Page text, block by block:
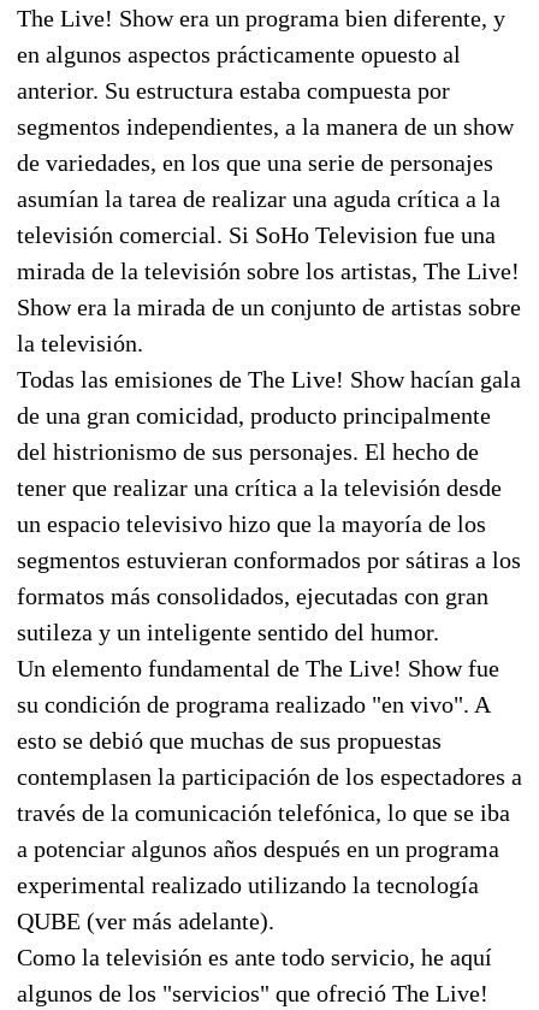
The Live! Show era un programa bien diferente, y
en algunos aspectos prácticamente opuesto al
anterior. Su estructura estaba compuesta por
segmentos independientes, a la manera de un show
de variedades, en los que una serie de personajes
asumían la tarea de realizar una aguda crítica a la
televisión comercial. Si SoHo Television fue una
mirada de la televisión sobre los artistas, The Live!
Show era la mirada de un conjunto de artistas sobre
la televisión.
Todas las emisiones de The Live! Show hacían gala
de una gran comicidad, producto principalmente
del histrionismo de sus personajes. El hecho de
tener que realizar una crítica a la televisión desde
un espacio televisivo hizo que la mayoría de los
segmentos estuvieran conformados por sátiras a los
formatos más consolidados, ejecutadas con gran
sutileza y un inteligente sentido del humor.
Un elemento fundamental de The Live! Show fue
su condición de programa realizado "en vivo". A
esto se debió que muchas de sus propuestas
contemplasen la participación de los espectadores a
través de la comunicación telefónica, lo que se iba
a potenciar algunos años después en un programa
experimental realizado utilizando la tecnología
QUBE (ver más adelante).
Como la televisión es ante todo servicio, he aquí
algunos de los "servicios" que ofreció The Live!